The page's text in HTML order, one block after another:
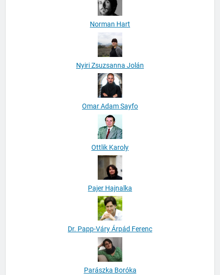
Norman Hart
Nyiri Zsuzsanna Jolán
Omar Adam Sayfo
Ottlik Karoly
Pajer Hajnalka
Dr. Papp-Váry Árpád Ferenc
Parászka Boróka